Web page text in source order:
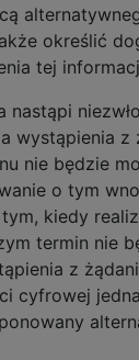
określić
tej
nastąpi
wystąpienia z
nie będzie
o tym
kiedy
termin nie
z
cyfrowej